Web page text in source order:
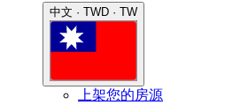
中文 · TWD · TW
上架您的房源